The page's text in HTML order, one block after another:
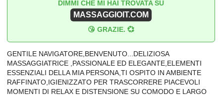
DIMMI CHE MI HAI TROVATA SU
MASSAGGIOIT.COM
😘 GRAZIE. 💞
GENTILE NAVIGATORE,BENVENUTO...DELIZIOSA
MASSAGGIATRICE ,PASSIONALE ED ELEGANTE,ELEMENTI
ESSENZIALI DELLA MIA PERSONA,TI OSPITO IN AMBIENTE
RAFFINATO,IGIENIZZATO PER TRASCORRERE PIACEVOLI
MOMENTI DI RELAX E DISTENSIONE SU COMODO E LARGO